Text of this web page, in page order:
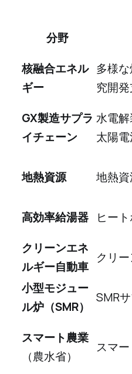
分野
核融合エネル
ギー
多様
究開
GX製造サプラ
イチェーン
水電
太陽
地熱資源
地熱
高効率給湯器
ヒー
クリーンエネ
ルギー自動車
クリ
小型モジュー
ル炉（SMR）
SMR
スマート農業
（農水省）
スマ